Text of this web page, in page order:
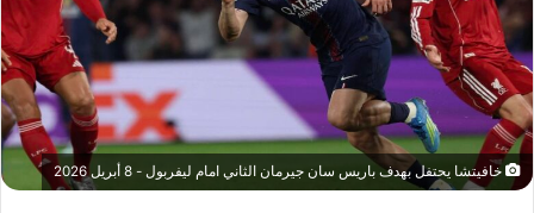
خافيتشا يحتفل بهدف باريس سان جيرمان الثاني امام ليفربول - 8 أبريل 2026